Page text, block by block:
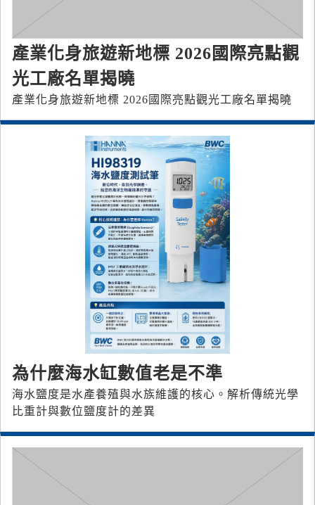
產業化身旅遊新地標 2026國際亮點觀
光工廠名單揭曉
產業化身旅遊新地標 2026國際亮點觀光工廠名單揭曉
為什麼海水缸數值老是不準
海水鹽度是水產養殖與水族維護的核心。解析傳統光學
比重計與數位鹽度計的差異